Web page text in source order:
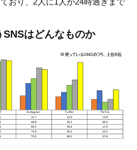
はどんなものか